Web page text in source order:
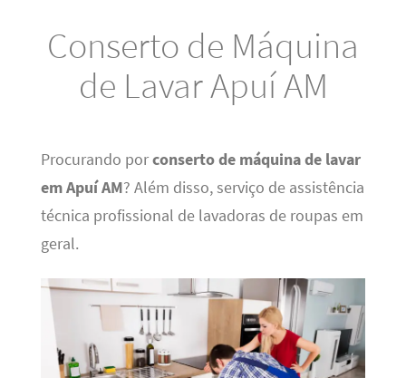
Conserto de Máquina
de Lavar Apuí AM
Procurando porconserto de máquina de lavar
em Apuí AM? Além disso, serviço de assistência
técnica profissional de lavadoras de roupas em
geral.